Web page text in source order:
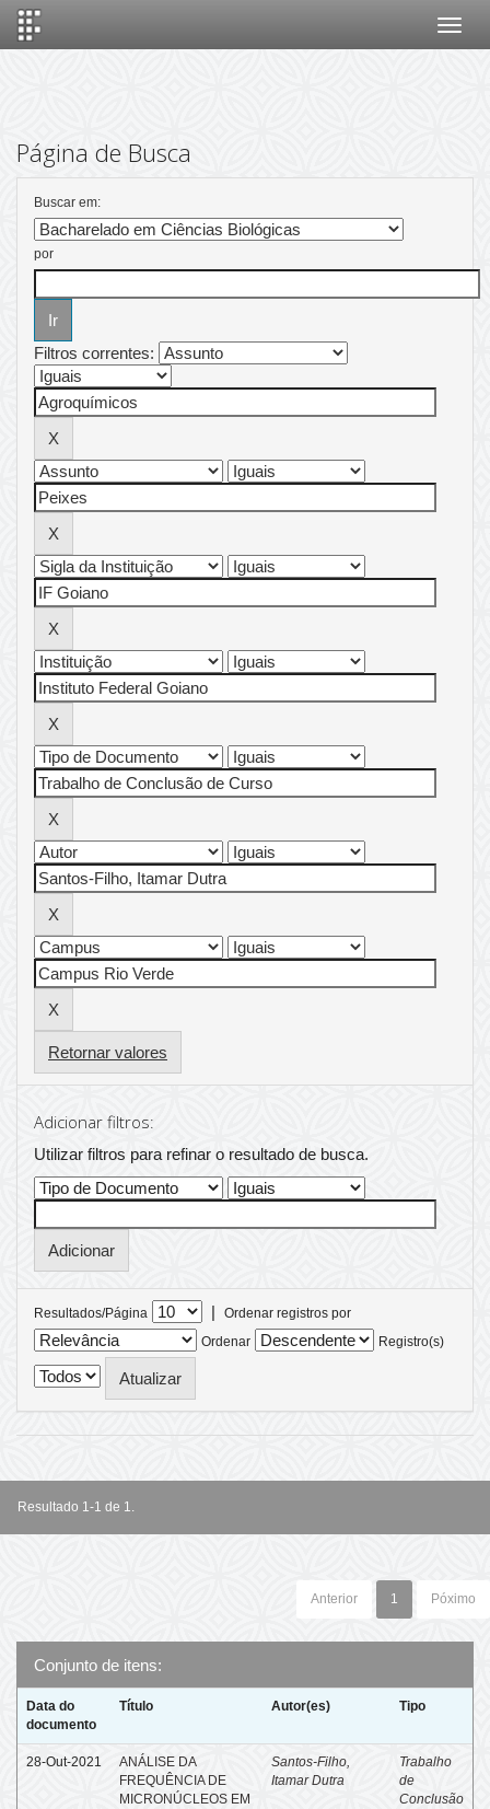
Página de Busca
Buscar em:
por
Filtros correntes:
Retornar valores
Adicionar filtros:
Utilizar filtros para refinar o resultado de busca.
Resultados/Página |
Ordenar registros por
Ordenar
Registro(s)
Resultado 1-1 de 1.
Anterior 1 Póximo
Conjunto de itens:
Data do
documento
Título Autor(es) Tipo
28-Out-2021
ANÁLISE DA
FREQUÊNCIA DE
MICRONÚCLEOS EM
Santos-Filho,
Itamar Dutra
Trabalho
de
Conclusão